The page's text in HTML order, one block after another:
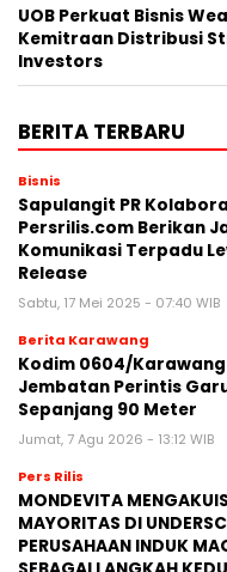
UOB Perkuat Bisnis
Kemitraan Distribusi
Investors
BERITA TERBARU
Bisnis
Sapulangit PR
Persrilis.com Berikan
Komunikasi Terpadu
Release
Sabtu, 17 Mei 2025 - 07:40 WIB
Berita Karawang
Kodim 0604/Karawang
Jembatan Perintis
Sepanjang 90 Meter
Jumat, 7 Agu 2026 - 13:12 WIB
Pers Rilis
MONDEVITA
MAYORITAS DI
PERUSAHAAN INDUK